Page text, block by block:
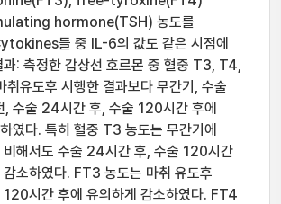
hormone(TSH) 농도를
들 중 IL-6의 값도 같은 시점에
과: 측정한 갑상선 호르몬 중 혈중 T3, T4,
취유도후 시행한 결과보다 무간기, 수술
수술 24시간 후, 수술 120시간 후에
였다. 특히 혈중 T3 농도는 무간기에
비해서도 수술 24시간 후, 수술 120시간
감소하였다. FT3 농도는 마취 유도후
120시간 후에 유의하게 감소하였다. FT4